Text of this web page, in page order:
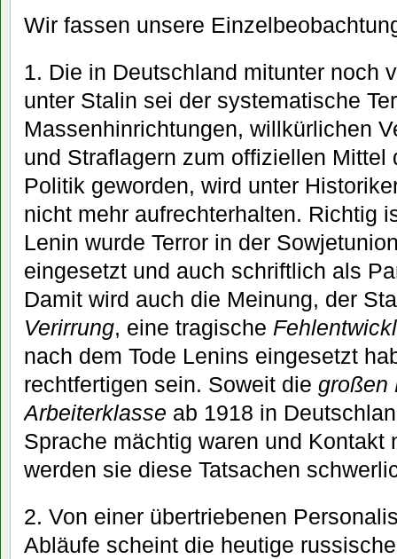
Wir fassen unsere
1. Die in Deutschland mitunter noch
unter Stalin sei der systematische
Massenhinrichtungen, willkürlichen
und Straflagern zum offiziellen Mittel
Politik geworden, wird unter
nicht mehr aufrechterhalten. Richtig
Lenin wurde Terror in der
eingesetzt und auch schriftlich als
Damit wird auch die Meinung, der
Verirrung, eine tragische
nach dem Tode Lenins eingesetzt
rechtfertigen sein. Soweit die großen
Arbeiterklasse ab 1918 in
Sprache mächtig waren und Kontakt
werden sie diese Tatsachen
2. Von einer übertriebenen
Abläufe scheint die heutige